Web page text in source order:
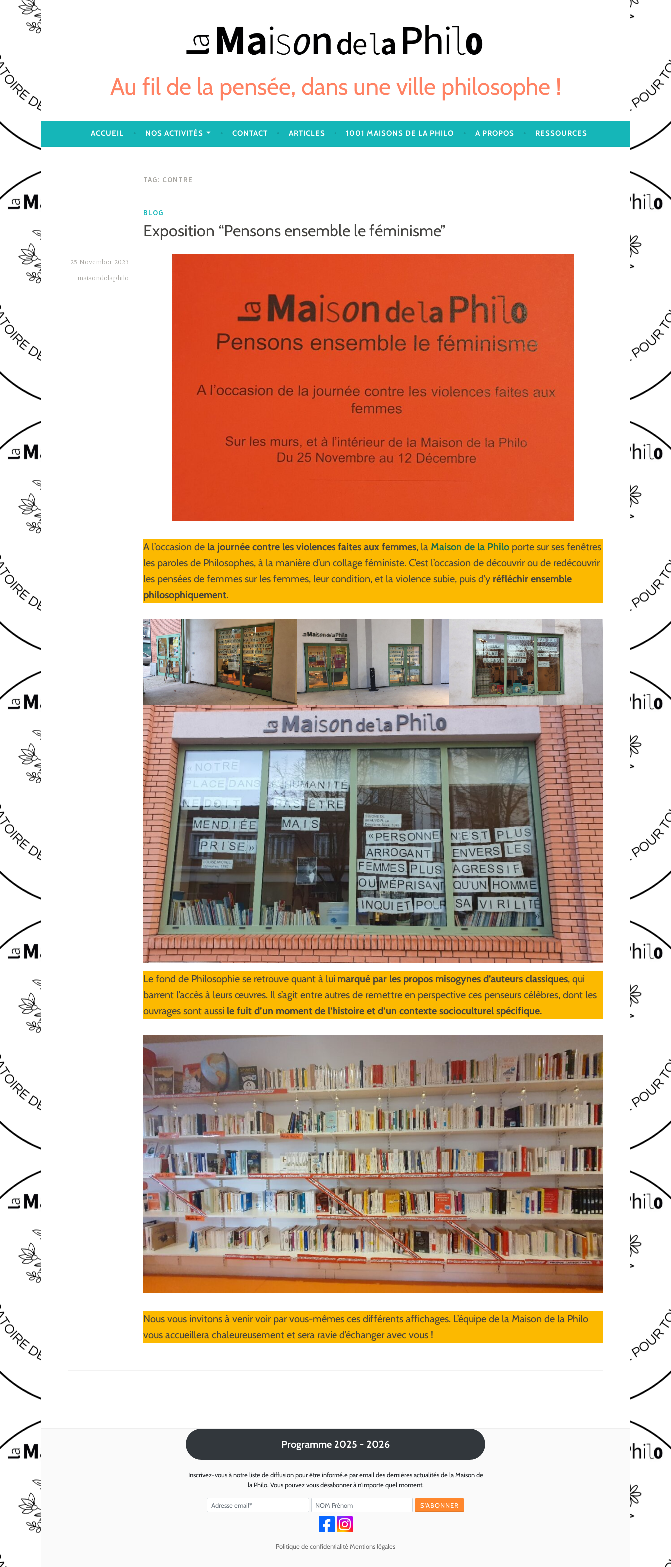
to
content
Au fil de la pensée, dans une ville philosophe !
ACCUEIL NOS ACTIVITÉS CONTACT ARTICLES 1001 MAISONS DE LA PHILO A PROPOS RESSOURCES
TAG: CONTRE
BLOG
Exposition “Pensons ensemble le féminisme”
25 November 2023
maisondelaphilo
A l’occasion de la journée contre les violences faites aux femmes, la Maison de la Philo porte sur ses fenêtres
les paroles de Philosophes, à la manière d’un collage féministe. C’est l’occasion de découvrir ou de redécouvrir
les pensées de femmes sur les femmes, leur condition, et la violence subie, puis d’y réfléchir ensemble
philosophiquement.
Le fond de Philosophie se retrouve quant à lui marqué par les propos misogynes d’auteurs classiques, qui
barrent l’accès à leurs œuvres. Il s’agit entre autres de remettre en perspective ces penseurs célèbres, dont les
ouvrages sont aussi le fuit d’un moment de l’histoire et d’un contexte socioculturel spécifique.
Nous vous invitons à venir voir par vous-mêmes ces différents affichages. L’équipe de la Maison de la Philo
vous accueillera chaleureusement et sera ravie d’échanger avec vous !
Programme 2025 - 2026
Inscrivez-vous à notre liste de diffusion pour être informé.e par email des dernières actualités de la Maison de
la Philo. Vous pouvez vous désabonner à n'importe quel moment.
Politique de confidentialitéMentions légales